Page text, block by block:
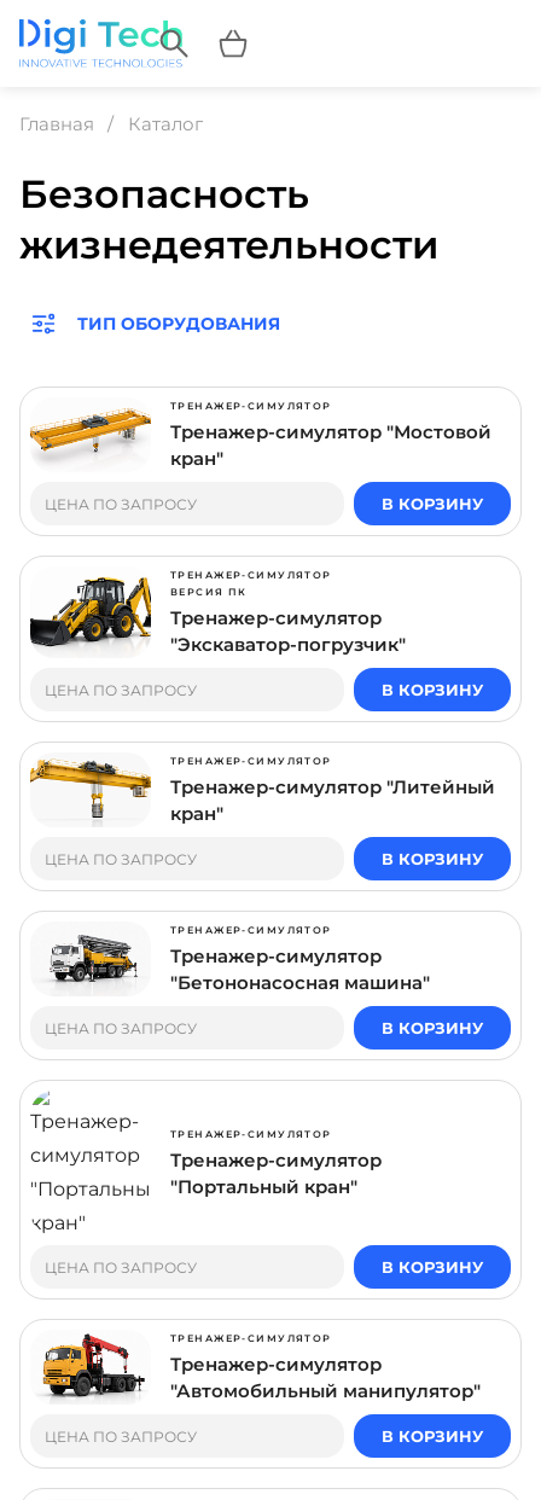
Главная Каталог
Безопасность
жизнедеятельности
ТИП ОБОРУДОВАНИЯ
ТРЕНАЖЕР-СИМУЛЯТОР
Тренажер-симулятор "Мостовой
кран"
ЦЕНА ПО ЗАПРОСУ В КОРЗИНУ
ТРЕНАЖЕР-СИМУЛЯТОР
ВЕРСИЯ ПК
Тренажер-симулятор
"Экскаватор-погрузчик"
ЦЕНА ПО ЗАПРОСУ В КОРЗИНУ
ТРЕНАЖЕР-СИМУЛЯТОР
Тренажер-симулятор "Литейный
кран"
ЦЕНА ПО ЗАПРОСУ В КОРЗИНУ
ТРЕНАЖЕР-СИМУЛЯТОР
Тренажер-симулятор
"Бетононасосная машина"
ЦЕНА ПО ЗАПРОСУ В КОРЗИНУ
ТРЕНАЖЕР-СИМУЛЯТОР
Тренажер-симулятор
"Портальный кран"
ЦЕНА ПО ЗАПРОСУ В КОРЗИНУ
ТРЕНАЖЕР-СИМУЛЯТОР
Тренажер-симулятор
"Автомобильный манипулятор"
ЦЕНА ПО ЗАПРОСУ В КОРЗИНУ